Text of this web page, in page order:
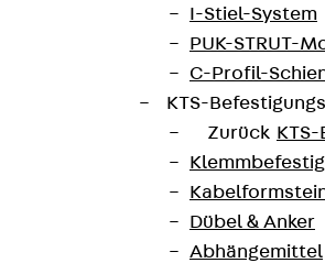
I-Stiel-System
PUK-STRUT-
C-Profil-
KTS-
Zurück
Dübel & Anker
Abhängemittel
Referenzen und aktuellen